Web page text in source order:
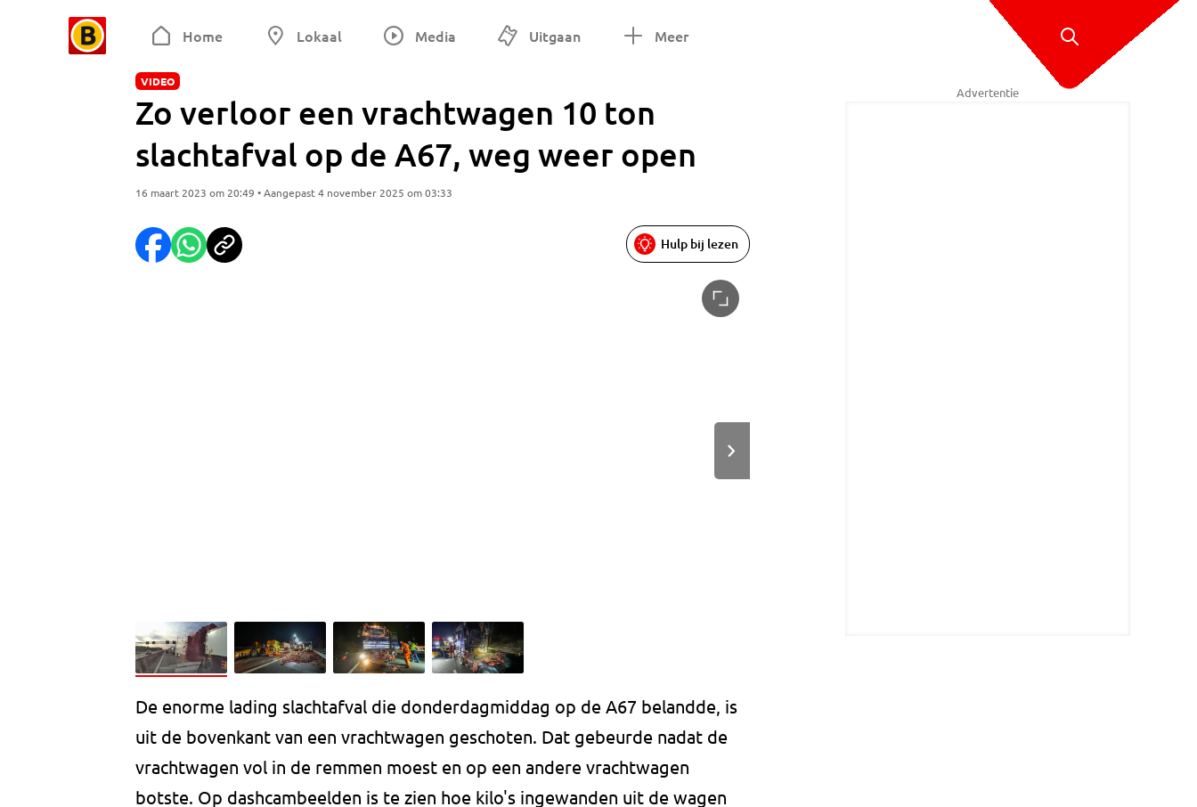
Home Lokaal Media Uitgaan Meer
VIDEO
Zo verloor een vrachtwagen 10 ton
slachtafval op de A67, weg weer open
16 maart 2023 om 20:49 • Aangepast 4 november 2025 om 03:33
Hulp bij lezen
De enorme lading slachtafval die donderdagmiddag op de A67 belandde, is
uit de bovenkant van een vrachtwagen geschoten. Dat gebeurde nadat de
vrachtwagen vol in de remmen moest en op een andere vrachtwagen
botste. Op dashcambeelden is te zien hoe kilo's ingewanden uit de wagen
Advertentie